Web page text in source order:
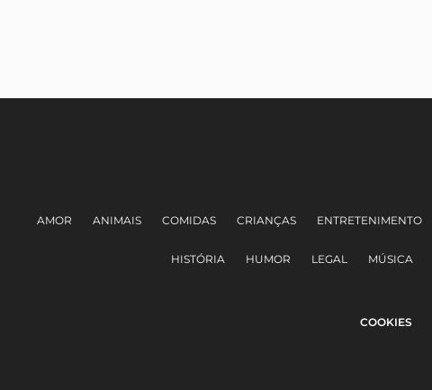
AMOR ANIMAIS COMIDAS CRIANÇAS ENTRETENIMENTO
HISTÓRIA HUMOR LEGAL MÚSICA
COOKIES